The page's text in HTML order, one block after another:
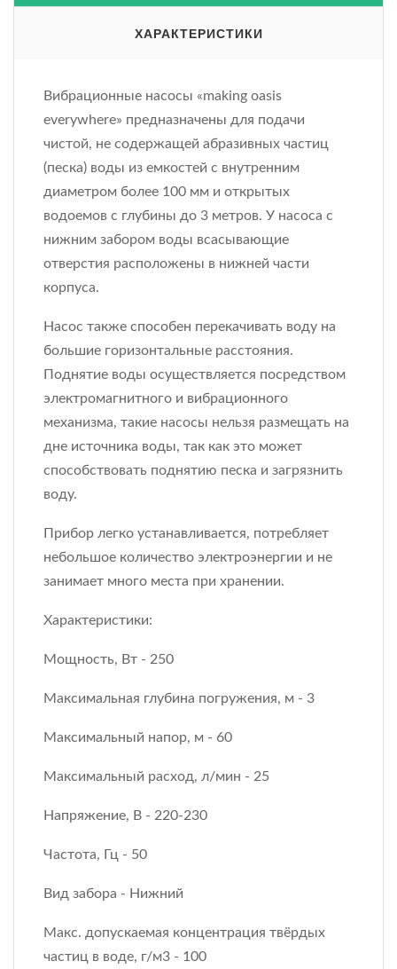
ХАРАКТЕРИСТИКИ
Вибрационные насосы «making oasis
everywhere» предназначены для подачи
чистой, не содержащей абразивных частиц
(песка) воды из емкостей с внутренним
диаметром более 100 мм и открытых
водоемов с глубины до 3 метров. У насоса с
нижним забором воды всасывающие
отверстия расположены в нижней части
корпуса.
Насос также способен перекачивать воду на
большие горизонтальные расстояния.
Поднятие воды осуществляется посредством
электромагнитного и вибрационного
механизма, такие насосы нельзя размещать на
дне источника воды, так как это может
способствовать поднятию песка и загрязнить
воду.
Прибор легко устанавливается, потребляет
небольшое количество электроэнергии и не
занимает много места при хранении.
Характеристики:
Мощность, Вт - 250
Максимальная глубина погружения, м - 3
Максимальный напор, м - 60
Максимальный расход, л/мин - 25
Напряжение, В - 220-230
Частота, Гц - 50
Вид забора - Нижний
Макс. допускаемая концентрация твёрдых
частиц в воде, г/м3 - 100